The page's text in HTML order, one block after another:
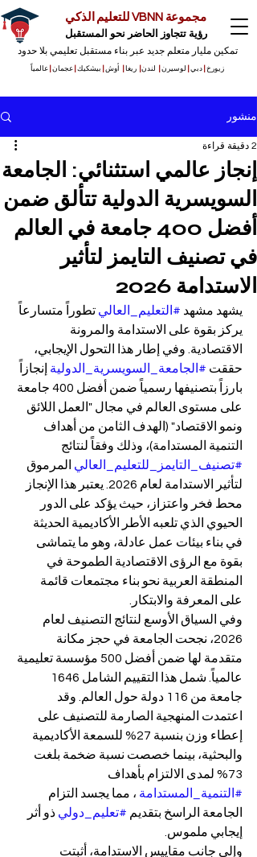
مجموعة VBNN للتعليم الذكي
رؤية تتجاوز الحاضر نحو المستقبل
تمكين مليار متعلم جديد عبر بناء مستقبل تعليمي بلا حدود
زيورخ دبي لوسيرن لندن ريغا أوش بيشكيك عجمان |عالمياً
منشور
إنجاز عالمي استثنائي: الجامعة
السويسرية الدولية تتألق ضمن
أفضل 400 جامعة في العالم
في تصنيف التايمز لتأثير
الاستدامة 2026
2 دقيقة قراءة
يشهد مشهد #التعليم_العالي تطوراً متسارعاً
يركز بقوة على الاستدامة والمرونة
الاقتصادية. وفي إطار هذا التحول الإيجابي،
حققت #الجامعة_السويسرية_الدولية إنجازاً
بارزاً بتصنيفها رسمياً ضمن أفضل 400 جامعة
على مستوى العالم في مجال "العمل اللائق
ونمو الاقتصاد" (الهدف الثامن من أهداف
التنمية المستدامة)، وذلك وفقاً لنتائج
#تصنيف_التايمز_للتعليم_العالي المرموق
لتأثير الاستدامة لعام 2026. يعتبر هذا الإنجاز
محط فخر واعتزاز، حيث يؤكد على الدور
الحيوي الذي تلعبه الأطر الأكاديمية الحديثة
في بناء بيئات عمل عادلة، وهو ما يتماشى
بقوة مع الرؤى الاقتصادية الطموحة في
المنطقة العربية نحو بناء مجتمعات قائمة
على المعرفة والابتكار.
وفي السياق الأوسع لنتائج التصنيف لعام
2026، نجحت الجامعة في حجز مكانة
متقدمة لها ضمن أفضل 500 مؤسسة تعليمية
جامعة من 116 دولة حول العالم. وقد
اعتمدت المنهجية الصارمة للتصنيف على
إعطاء وزن بنسبة 27% للسمعة الأكاديمية
والبحثية، بينما خصصت نسبة ضخمة بلغت
73% لمدى الالتزام بأهداف
#التنمية_المستدامة ، مما يجسد التزام
الجامعة الراسخ بتقديم #تعليم_دولي ذو أثر
إيجابي ملموس.
وإلى جانب مقاييس الاستدامة، أثبتت